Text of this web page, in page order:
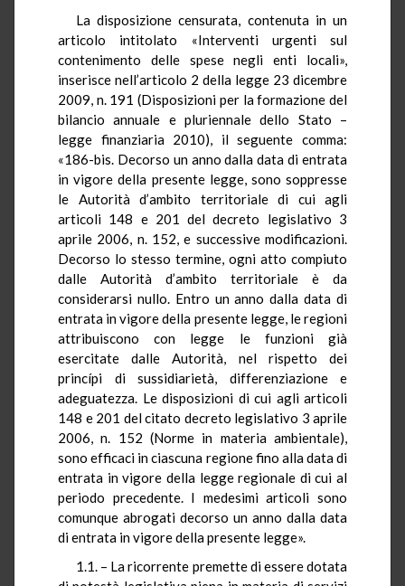
La disposizione censurata, contenuta in un
articolo intitolato «Interventi urgenti sul
contenimento delle spese negli enti locali»,
inserisce nell’articolo 2 della legge 23 dicembre
2009, n. 191 (Disposizioni per la formazione del
bilancio annuale e pluriennale dello Stato –
legge finanziaria 2010), il seguente comma:
«186-bis. Decorso un anno dalla data di entrata
in vigore della presente legge, sono soppresse
le Autorità d’ambito territoriale di cui agli
articoli 148 e 201 del decreto legislativo 3
aprile 2006, n. 152, e successive modificazioni.
Decorso lo stesso termine, ogni atto compiuto
dalle Autorità d’ambito territoriale è da
considerarsi nullo. Entro un anno dalla data di
entrata in vigore della presente legge, le regioni
attribuiscono con legge le funzioni già
esercitate dalle Autorità, nel rispetto dei
princípi di sussidiarietà, differenziazione e
adeguatezza. Le disposizioni di cui agli articoli
148 e 201 del citato decreto legislativo 3 aprile
2006, n. 152 (Norme in materia ambientale),
sono efficaci in ciascuna regione fino alla data di
entrata in vigore della legge regionale di cui al
periodo precedente. I medesimi articoli sono
comunque abrogati decorso un anno dalla data
di entrata in vigore della presente legge».
1.1. – La ricorrente premette di essere dotata